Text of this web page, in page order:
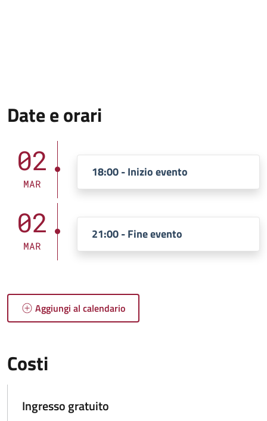
Date e orari
02
MAR
18:00 - Inizio evento
02
MAR
21:00 - Fine evento
Aggiungi al calendario
Costi
Ingresso gratuito